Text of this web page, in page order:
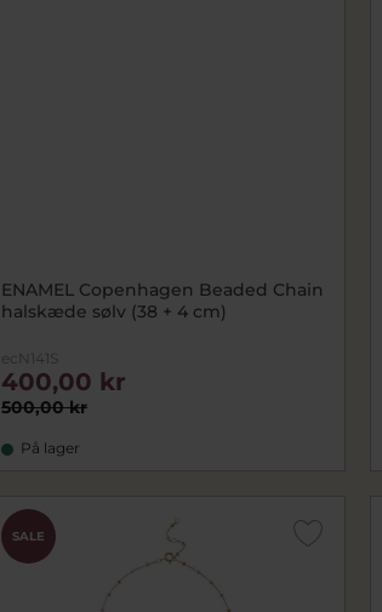
ENAMEL Copenhagen Beaded Chain
halskæde sølv (38 + 4 cm)
ecN141S
500,00 kr
400,00 kr
På lager
SALE